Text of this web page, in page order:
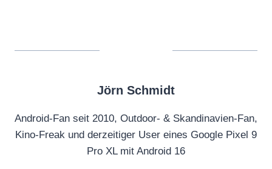
Jörn Schmidt
Android-Fan seit 2010, Outdoor- & Skandinavien-Fan,
Kino-Freak und derzeitiger User eines Google Pixel 9
Pro XL mit Android 16